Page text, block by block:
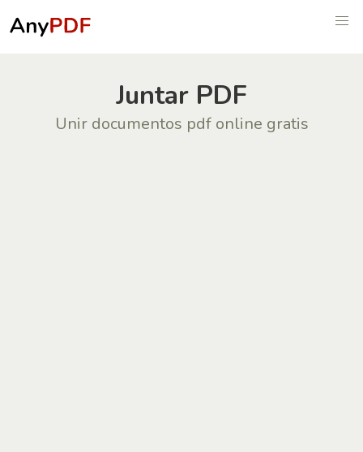
Juntar PDF
Unir documentos pdf online gratis